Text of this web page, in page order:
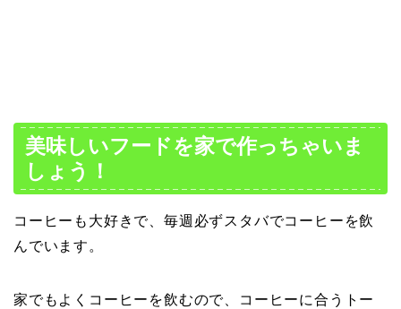
美味しいフードを家で作っちゃいま
しょう！
コーヒーも大好きで、毎週必ずスタバでコーヒーを飲
んでいます。
家でもよくコーヒーを飲むので、コーヒーに合うトー